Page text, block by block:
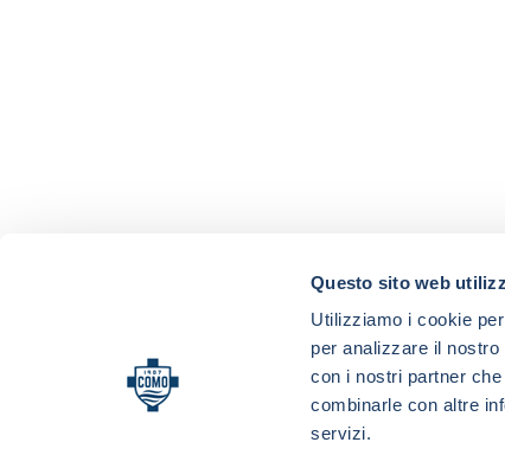
Questo sito web
Utilizziamo i cookie
per analizzare il
con i nostri partner
combinarle con altre
servizi.